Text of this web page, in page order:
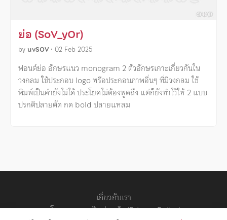
ย่อ (SoV_yOr)
by uvSOV • 02 Feb 2025
ฟอนต์ย่อ อักษรแนว monogram 2 ตัวอักษรเกาะเกี่ยวกันใน
วงกลม ใช้ประกอบ logo หรือประกอบภาพอื่นๆ ที่มีวงกลม ใช้
พิมพ์เป็นคำยังไม่ได้ ประโยคไม่ต้องพูดถึง แต่ก็ยังทำไว้ให้ 2 แบบ
ปรกติปลายตัด กด bold ปลายแหลม
เกี่ยวกับเรา
นโยบายความเป็นส่วนตัว (Privacy Policy)